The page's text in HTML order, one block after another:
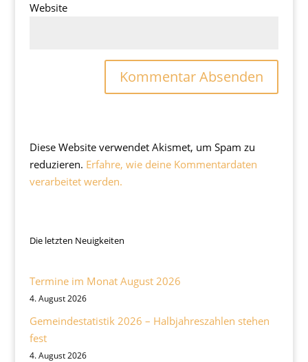
Website
Diese Website verwendet Akismet, um Spam zu
reduzieren. Erfahre, wie deine Kommentardaten
verarbeitet werden.
Die letzten Neuigkeiten
Termine im Monat August 2026
4. August 2026
Gemeindestatistik 2026 – Halbjahreszahlen stehen
fest
4. August 2026